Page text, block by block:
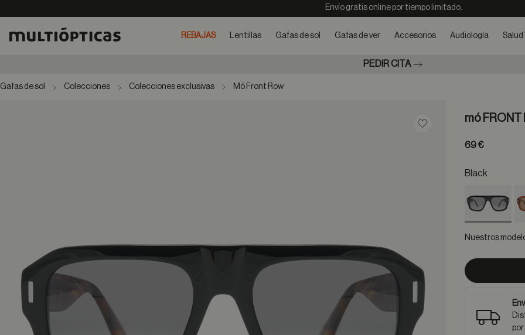
Envío gratis online por tiempo limitado.
REBAJAS Lentillas Gafas de sol Gafas de ver Accesorios Audiología Salud
PEDIR CITA
Gafas de sol Colecciones Colecciones exclusivas Mó Front Row
Guardar en favoritos
mó FRONT
69 €
Black
Nuestros